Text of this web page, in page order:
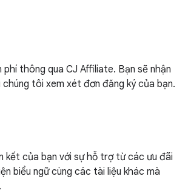
phí thông qua CJ Affiliate. Bạn sẽ nhận
tôi xem xét đơn đăng ký của bạn.
kết của bạn với sự hỗ trợ từ các ưu đãi
biểu ngữ cùng các tài liệu khác mà